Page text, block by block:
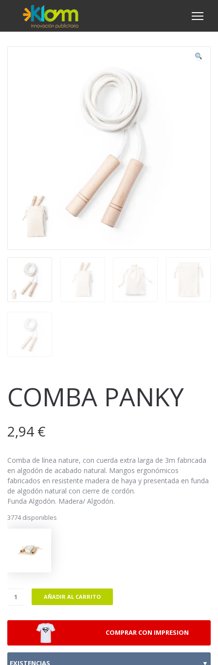
COMBA PANKY
2,94 €
Comba de línea nature, con cuerda extra larga de 3m fabricada
en algodón de acabado natural. Mangos ergonómicos
fabricados en resistente madera de haya y presentada en funda
de algodón natural con cierre de cordón.
Funda Algodón. Madera/ Algodón.
3774 disponibles
AÑADIR AL CARRITO
COMPRAR CON IMPRESION
EXISTENCIAS ▼